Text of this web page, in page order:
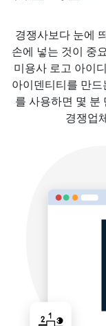
경쟁사보다 눈에
손에 넣는 것이 중
미용사 로고 아이
아이덴티티를 만드
를 사용하면 몇 분
경쟁업